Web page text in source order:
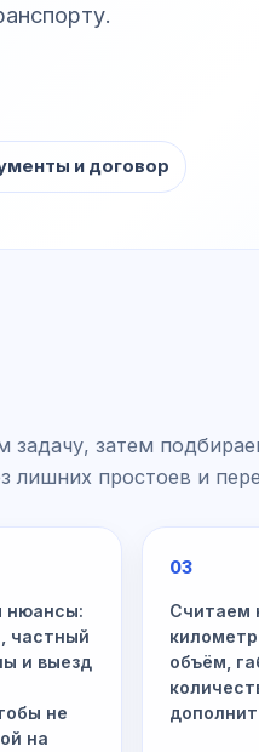
и договор
затем
лишних простоев и
нюансы:
частный
и выезд
не
на
03
Считаем
объём,